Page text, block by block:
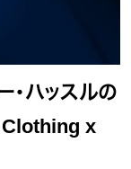
・ハッスルの
Clothing x